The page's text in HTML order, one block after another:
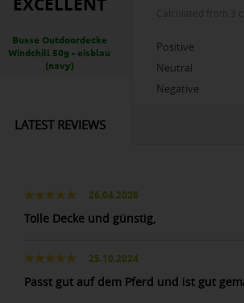
Busse Outdoordecke
Windchill 50g - eisblau
(navy)
Positive
Neutral
Negative
LATEST REVIEWS
26.04.2026
Tolle Decke und günstig,
25.10.2024
Passt gut auf dem Pferd und ist gut